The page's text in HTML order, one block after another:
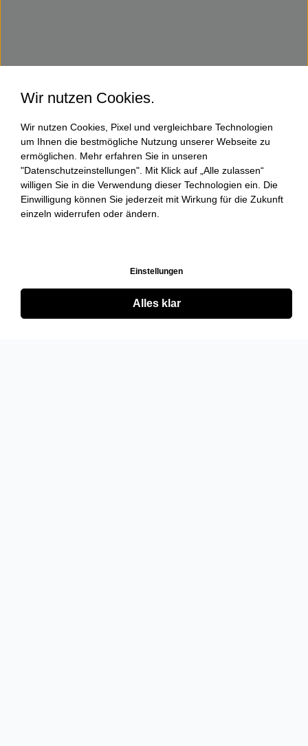
Wir nutzen Cookies.
Wir nutzen Cookies, Pixel und vergleichbare Technologien
um Ihnen die bestmögliche Nutzung unserer Webseite zu
ermöglichen. Mehr erfahren Sie in unseren
"Datenschutzeinstellungen". Mit Klick auf „Alle zulassen“
willigen Sie in die Verwendung dieser Technologien ein. Die
Einwilligung können Sie jederzeit mit Wirkung für die Zukunft
einzeln widerrufen oder ändern.
Einstellungen
Alles klar